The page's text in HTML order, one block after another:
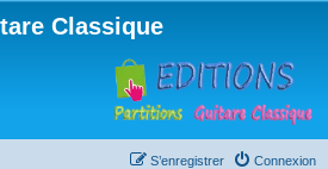
Classique
Connexion
S’enregistrer